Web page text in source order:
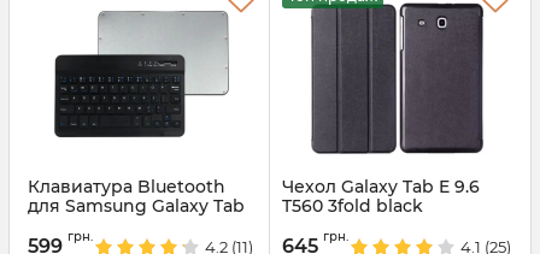
Клавиатура Bluetooth
для Samsung Galaxy Tab
599 грн.
4.2 (11)
Чехол Galaxy Tab E 9.6
T560 3fold black
645 грн.
4.1 (25)